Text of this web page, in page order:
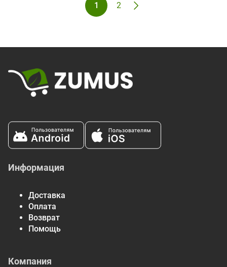
1 2
Информация
Доставка
Оплата
Возврат
Помощь
Компания